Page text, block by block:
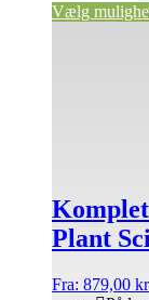
Vælg
Plant
Fra: 879,00